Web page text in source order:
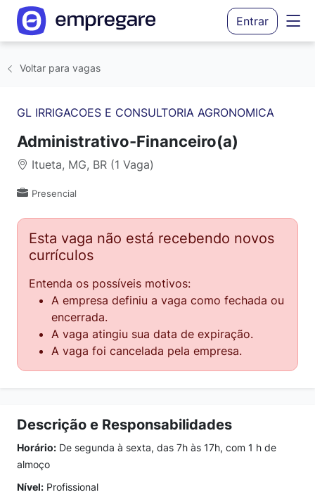
Entrar
Voltar para vagas
GL IRRIGACOES E CONSULTORIA AGRONOMICA
Administrativo-Financeiro(a)
Itueta, MG, BR (1 Vaga)
Presencial
Esta vaga não está recebendo novos
currículos
Entenda os possíveis motivos:
A empresa definiu a vaga como fechada ou
encerrada.
A vaga atingiu sua data de expiração.
A vaga foi cancelada pela empresa.
Descrição e Responsabilidades
Horário: De segunda à sexta, das 7h às 17h, com 1 h de
almoço
Nível: Profissional